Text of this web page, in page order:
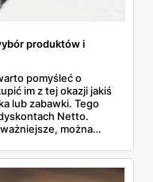
produktów i
pomyśleć o
im z tej okazji jakiś
lub zabawki. Tego
Netto.
można